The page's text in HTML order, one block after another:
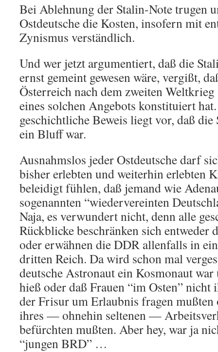
Bei Ablehnung der Stalin-Note trugen
Ostdeutsche die Kosten, insofern mit
Zynismus verständlich.
Und wer jetzt argumentiert, daß die
ernst gemeint gewesen wäre, vergißt,
Österreich nach dem zweiten
eines solchen Angebots konstituiert
geschichtliche Beweis liegt vor, daß
ein Bluff war.
Ausnahmslos jeder Ostdeutsche darf
bisher erlebten und weiterhin erlebten
beleidigt fühlen, daß jemand wie
sogenannten “wiedervereinten
Naja, es verwundert nicht, denn alle
Rückblicke beschränken sich entweder
oder erwähnen die DDR allenfalls in
dritten Reich. Da wird schon mal
deutsche Astronaut ein Kosmonaut
hieß oder daß Frauen “im Osten” nicht
der Frisur um Erlaubnis fragen
ihres — ohnehin seltenen —
befürchten mußten. Aber hey, war ja
“jungen BRD” …